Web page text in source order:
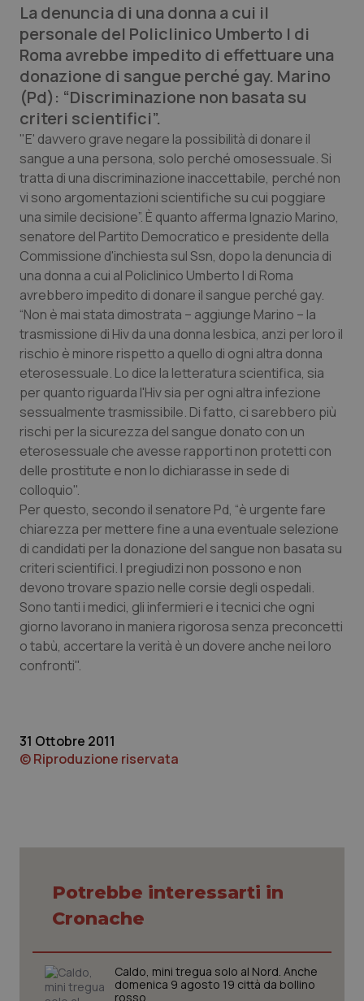
Lettere al direttore
Edizioni Regionali
QS Pro
Professionisti Sanitari.AI
Abruzzo
Basilicata
Calabria
Campania
Emilia-Romagna
Friuli Venezia Giulia
Lazio
Liguria
Lombardia
Marche
Molise
Piemonte
Provincia Autonoma di Trento
Toscana
Umbria
QS Pro Gold
Artrite & artrosi
Asma & BPCO
Car-T
Colesterolo & coronaropatie
Dermatite Atopica
Diabete & glucometri
Disturbi dell’umore
Dolore
Donna & Salute
Epatiti
HIV
Ipertensione & Scompenso
Obesità
Oftalmologia
QS Club Newsletter
La denuncia di una donna a cui il
personale del Policlinico Umberto I di
Roma avrebbe impedito di effettuare una
donazione di sangue perché gay. Marino
(Pd): “Discriminazione non basata su
criteri scientifici”.
"E' davvero grave negare la possibilità di donare il
sangue a una persona, solo perché omosessuale. Si
tratta di una discriminazione inaccettabile, perché non
vi sono argomentazioni scientifiche su cui poggiare
una simile decisione”. È quanto afferma Ignazio Marino,
senatore del Partito Democratico e presidente della
Commissione d'inchiesta sul Ssn, dopo la denuncia di
una donna a cui al Policlinico Umberto I di Roma
avrebbero impedito di donare il sangue perché gay.
“Non è mai stata dimostrata – aggiunge Marino – la
trasmissione di Hiv da una donna lesbica, anzi per loro il
rischio è minore rispetto a quello di ogni altra donna
eterosessuale. Lo dice la letteratura scientifica, sia
per quanto riguarda l'Hiv sia per ogni altra infezione
sessualmente trasmissibile. Di fatto, ci sarebbero più
rischi per la sicurezza del sangue donato con un
eterosessuale che avesse rapporti non protetti con
delle prostitute e non lo dichiarasse in sede di
colloquio".
Per questo, secondo il senatore Pd, “è urgente fare
chiarezza per mettere fine a una eventuale selezione
di candidati per la donazione del sangue non basata su
criteri scientifici. I pregiudizi non possono e non
devono trovare spazio nelle corsie degli ospedali.
Sono tanti i medici, gli infermieri e i tecnici che ogni
giorno lavorano in maniera rigorosa senza preconcetti
o tabù, accertare la verità è un dovere anche nei loro
confronti".
31 Ottobre 2011
© Riproduzione riservata
Potrebbe interessarti in
Cronache
Caldo, mini tregua solo al Nord. Anche
domenica 9 agosto 19 città da bollino
rosso